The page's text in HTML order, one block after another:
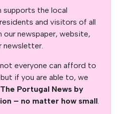
the local
and visitors of all
newspaper, website,
newsletter.
everyone can afford to
if you are able to, we
Portugal News by
– no matter how small.